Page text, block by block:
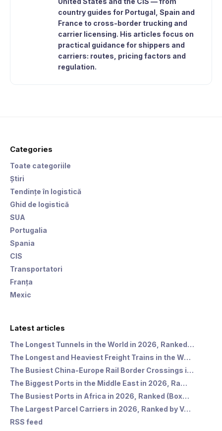
country guides for Portugal, Spain and
France to cross-border trucking and
carrier licensing. His articles focus on
practical guidance for shippers and
carriers: routes, pricing factors and
regulation.
Categories
Toate categoriile
Știri
Tendințe în logistică
Ghid de logistică
SUA
Portugalia
Spania
CIS
Transportatori
Franța
Mexic
Latest articles
The Longest Tunnels in the World in 2026, Ranked…
The Longest and Heaviest Freight Trains in the W…
The Busiest China-Europe Rail Border Crossings i…
The Biggest Ports in the Middle East in 2026, Ra…
The Busiest Ports in Africa in 2026, Ranked (Box…
The Largest Parcel Carriers in 2026, Ranked by V…
RSS feed